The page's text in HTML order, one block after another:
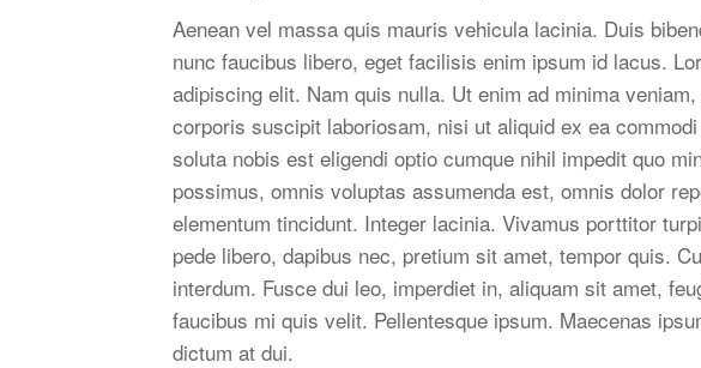
Aenean vel massa quis mauris vehicula lacinia. Duis
nunc faucibus libero, eget facilisis enim ipsum id lacus.
adipiscing elit. Nam quis nulla. Ut enim ad minima
corporis suscipit laboriosam, nisi ut aliquid ex ea
soluta nobis est eligendi optio cumque nihil impedit quo
possimus, omnis voluptas assumenda est, omnis dolor
elementum tincidunt. Integer lacinia. Vivamus porttitor
pede libero, dapibus nec, pretium sit amet, tempor quis.
interdum. Fusce dui leo, imperdiet in, aliquam sit amet,
faucibus mi quis velit. Pellentesque ipsum. Maecenas
dictum at dui.